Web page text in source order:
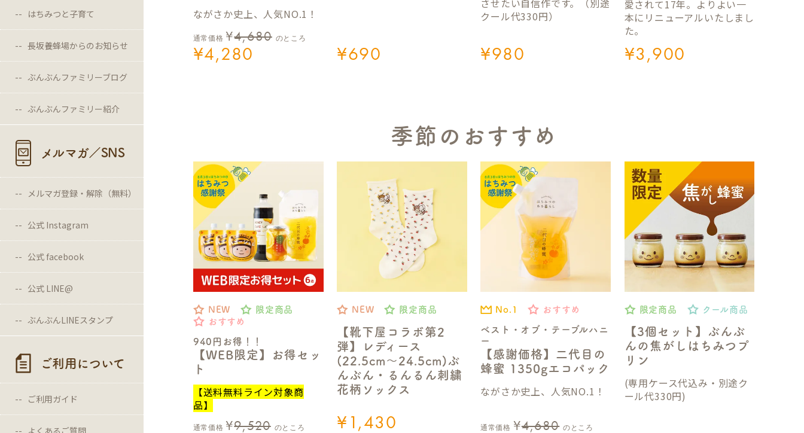
はちみつと子育て
長坂養蜂場からのお知らせ
ぶんぶんファミリーブログ
ぶんぶんファミリー紹介
メルマガ／SNS
メルマガ登録・解除（無料）
公式 Instagram
公式 facebook
公式 LINE@
ぶんぶんLINEスタンプ
ご利用について
ご利用ガイド
よくあるご質問
ながさか史上、人気NO.1！
通常価格 ¥4,680 のところ
¥4,280 ¥690
させたい自信作です。（別途
クール代330円）
¥980
愛されて17年。よりよい一
本にリニューアルいたしまし
た。
¥3,900
季節のおすすめ
NEW
限定商品
おすすめ
940円お得！！
【WEB限定】お得セッ
ト
【送料無料ライン対象商
品】
通常価格 ¥9,520 のところ
NEW 限定商品
【靴下屋コラボ第2
弾】レディース
(22.5cm～24.5cm)ぶ
んぶん・るんるん刺繍
花柄ソックス
¥1,430
No.1 おすすめ
ベスト・オブ・テーブルハニ
ー
【感謝価格】二代目の
蜂蜜 1350gエコパック
ながさか史上、人気NO.1！
通常価格 ¥4,680 のところ
限定商品 クール商品
【3個セット】ぶんぶ
んの焦がしはちみつプ
リン
(専用ケース代込み・別途ク
ール代330円)